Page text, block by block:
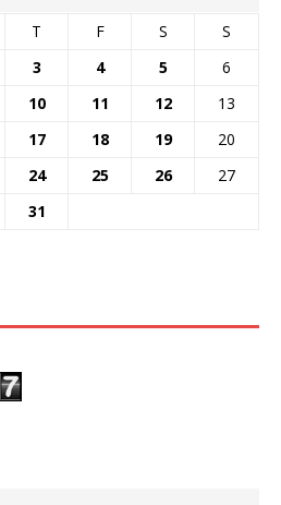
T F S
S
3 4 5
6
10 11 12
13
17 18 19
20
24 25 26
27
31